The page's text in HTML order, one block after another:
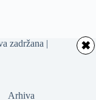
zadržana |
Arhiva
✖